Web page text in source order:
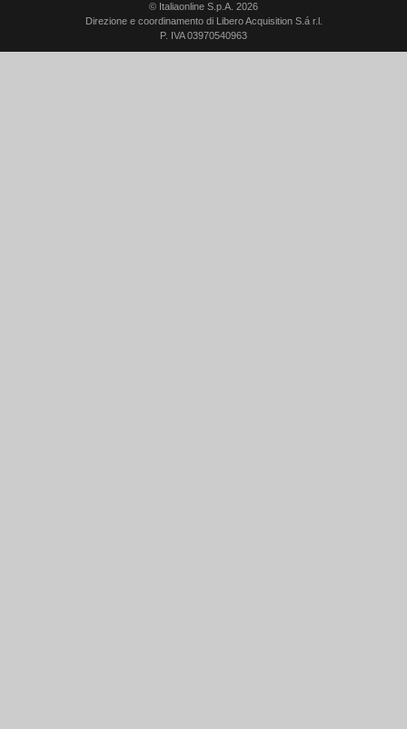
© Italiaonline S.p.A. 2026
Direzione e coordinamento di Libero Acquisition S.á r.l.
P. IVA 03970540963